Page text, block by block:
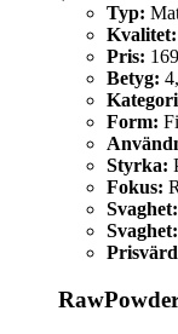
Typ:
Kvalitet:
Pris:
Betyg:
Form:
Styrka:
Fokus:
Svaghet:
Svaghet: